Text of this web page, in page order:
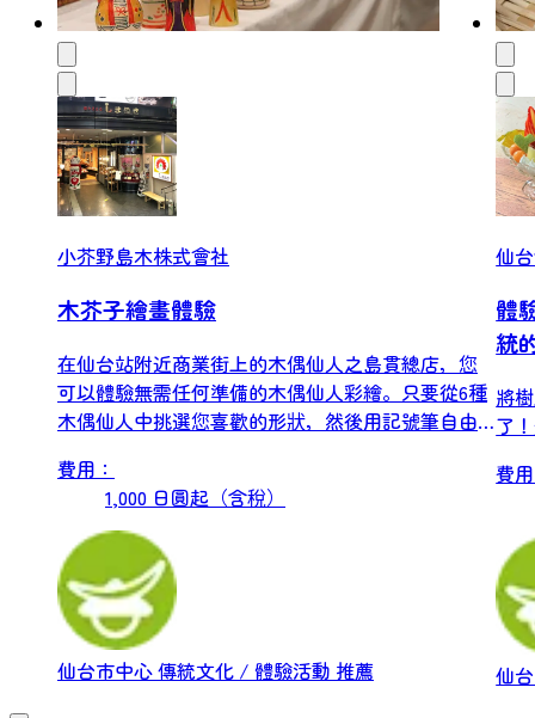
小芥野島木株式會社
木芥子繪畫體驗
在仙台站附近商業街上的木偶仙人之島貫總店，您
可以體驗無需任何準備的木偶仙人彩繪。只要從6種
木偶仙人中挑選您喜歡的形狀，然後用記號筆自由
費用：
1,000 日圓起（含稅）
仙台市中心傳統文化 / 體驗活動 推薦
仙
體
統
將
了
費
仙